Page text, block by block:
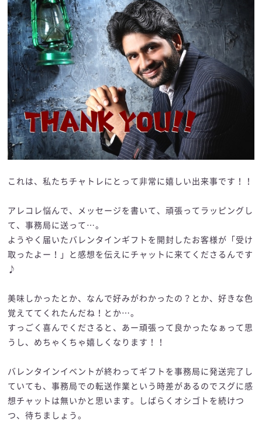
これは、私たちチャトレにとって非常に嬉しい出来事です！！
アレコレ悩んで、メッセージを書いて、頑張ってラッピングし
て、事務局に送って…。
ようやく届いたバレンタインギフトを開封したお客様が「受け
取ったよー！」と感想を伝えにチャットに来てくださるんです
♪
美味しかったとか、なんで好みがわかったの？とか、好きな色
覚えててくれたんだね！とか…。
すっごく喜んでくださると、あー頑張って良かったなぁって思
うし、めちゃくちゃ嬉しくなります！！
バレンタインイベントが終わってギフトを事務局に発送完了し
ていても、事務局での転送作業という時差があるのでスグに感
想チャットは無いかと思います。しばらくオシゴトを続けつ
つ、待ちましょう。